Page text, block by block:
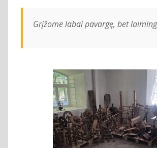
Grįžome labai pavargę, bet